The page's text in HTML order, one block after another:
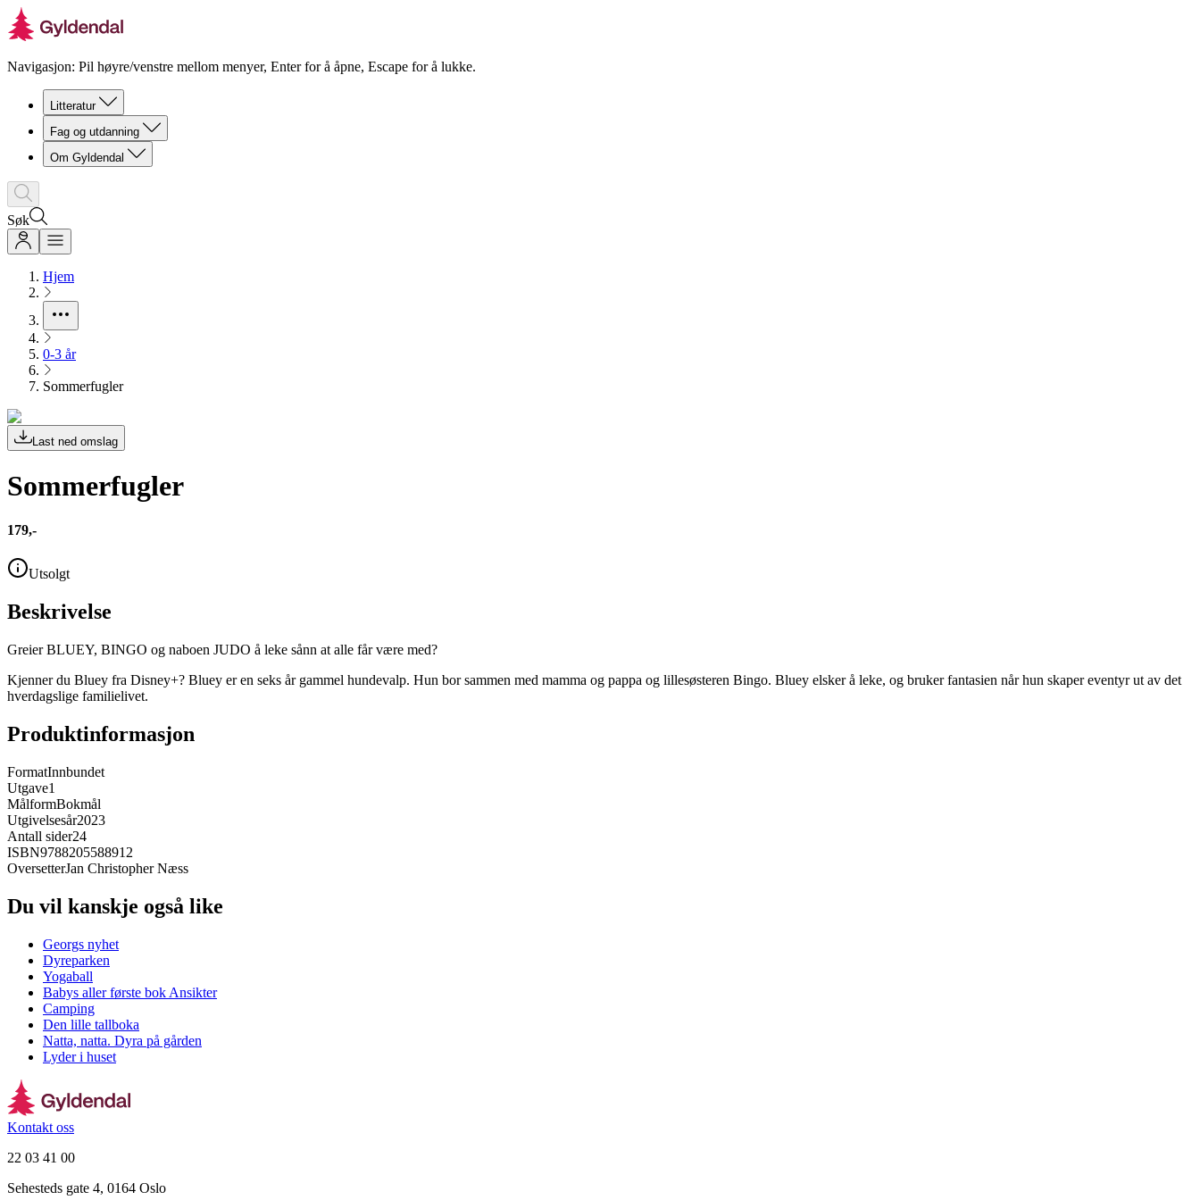
Navigasjon: Pil høyre/venstre mellom menyer, Enter for å åpne, Escape for å lukke.
Litteratur
Fag og utdanning
Om Gyldendal
Søk
Hjem
0-3 år
Sommerfugler
Last ned omslag
Sommerfugler
179,-
Utsolgt
Beskrivelse
Greier BLUEY, BINGO og naboen JUDO å leke sånn at alle får være med?
Kjenner du Bluey fra Disney+? Bluey er en seks år gammel hundevalp. Hun bor sammen med mamma og pappa og lillesøsteren Bingo. Bluey elsker å leke, og bruker fantasien når hun skaper eventyr ut av det
hverdagslige familielivet.
Produktinformasjon
FormatInnbundet
Utgave1
MålformBokmål
Utgivelsesår2023
Antall sider24
ISBN9788205588912
OversetterJan Christopher Næss
Du vil kanskje også like
Georgs nyhet
Dyreparken
Yogaball
Babys aller første bok Ansikter
Camping
Den lille tallboka
Natta, natta. Dyra på gården
Lyder i huset
Kontakt oss
22 03 41 00
Sehesteds gate 4, 0164 Oslo